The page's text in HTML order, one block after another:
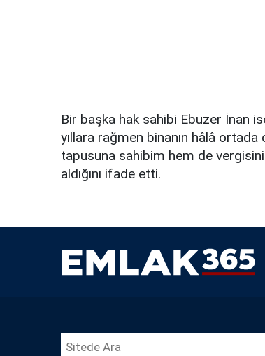
Bir başka hak sahibi Ebuzer İnan
yıllara rağmen binanın hâlâ ortada
tapusuna sahibim hem de
aldığını ifade etti.